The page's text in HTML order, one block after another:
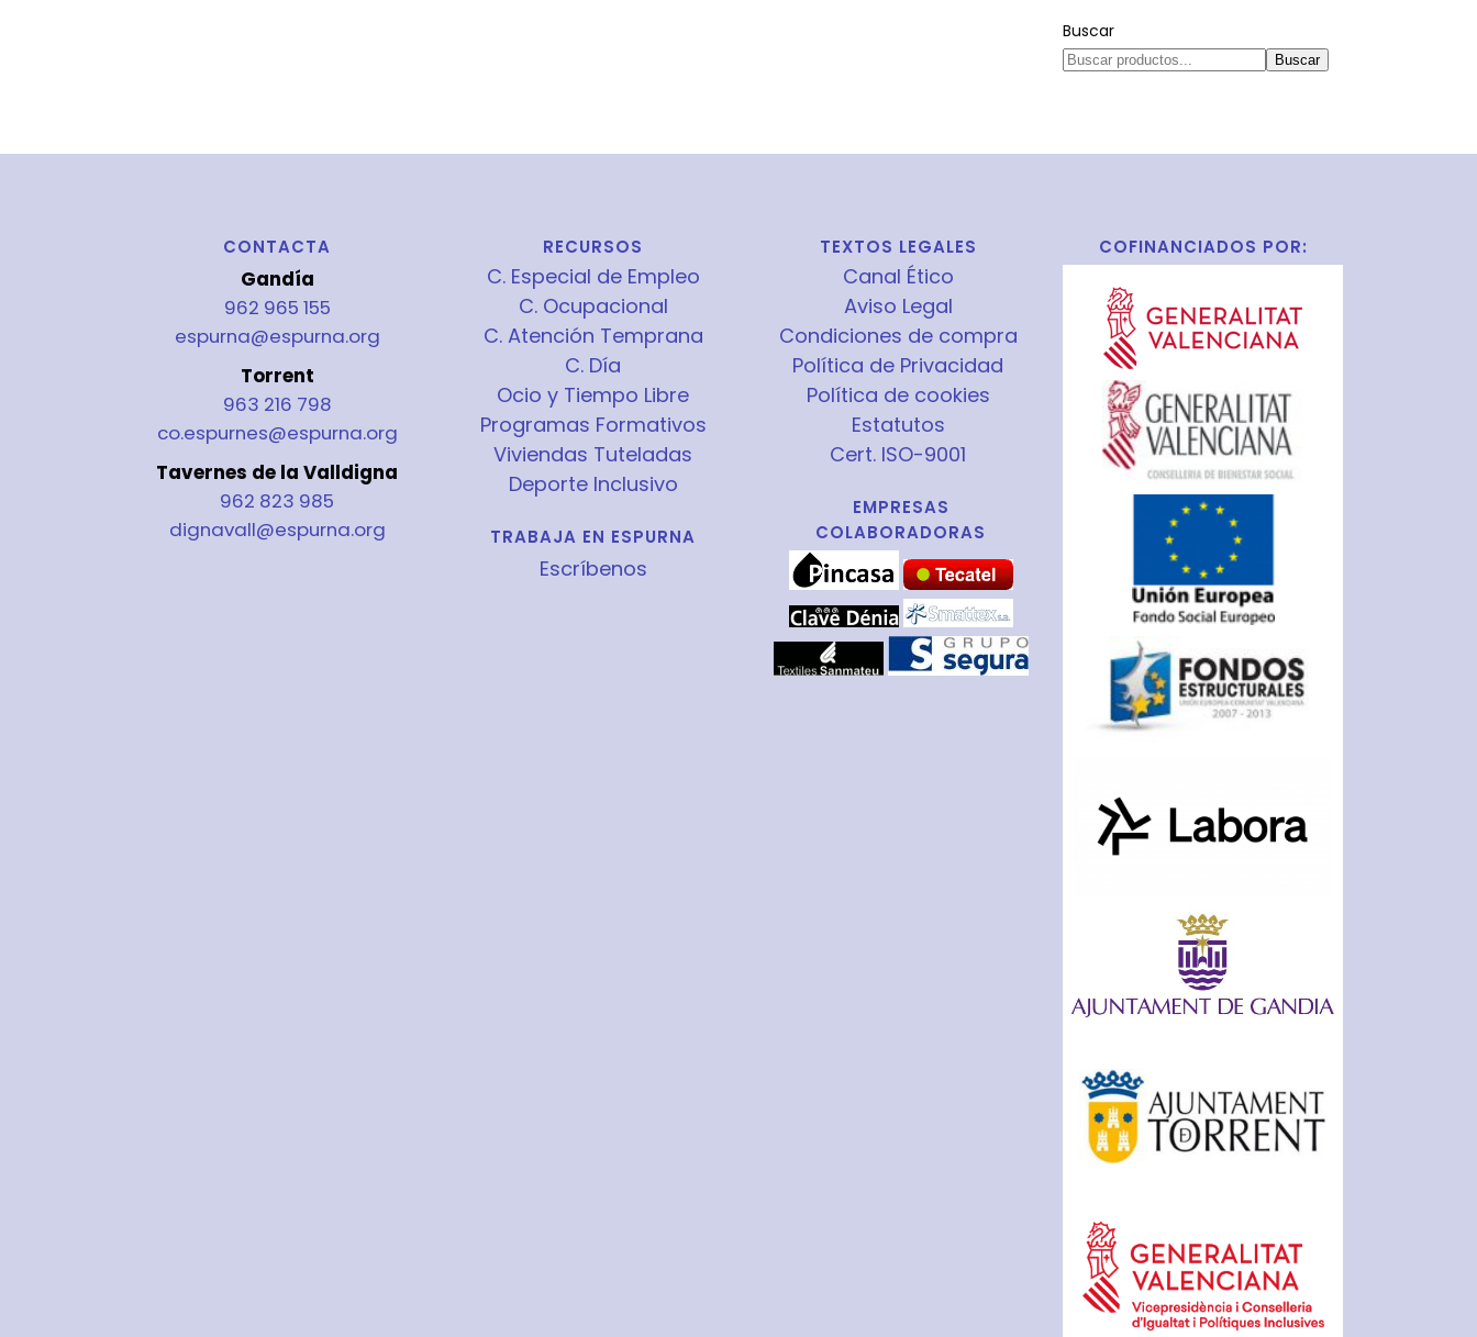
Buscar
Buscar
CONTACTA
Gandía
962 965 155
espurna@espurna.org
Torrent
963 216 798
co.espurnes@espurna.org
Tavernes de la Valldigna
962 823 985
dignavall@espurna.org
RECURSOS
C. Especial de Empleo
C. Ocupacional
C. Atención Temprana
C. Día
Ocio y Tiempo Libre
Programas Formativos
Viviendas Tuteladas
Deporte Inclusivo
TRABAJA EN ESPURNA
Escríbenos
TEXTOS LEGALES
Canal Ético
Aviso Legal
Condiciones de compra
Política de Privacidad
Política de cookies
Estatutos
Cert. ISO-9001
EMPRESAS
COLABORADORAS
COFINANCIADOS POR: